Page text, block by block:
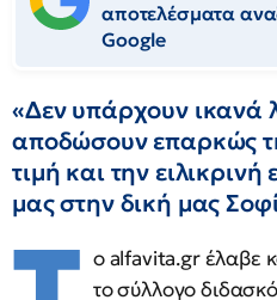
αποτελέσματα
Google
«Δεν υπάρχουν ικανά
αποδώσουν επαρκώς
τιμή και την
μας στην δική μας
ο alfavita.gr έλαβε
το σύλλογο